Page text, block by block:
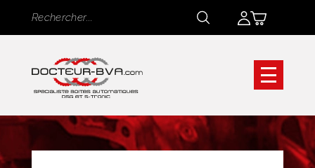
Rechercher
Rechercher